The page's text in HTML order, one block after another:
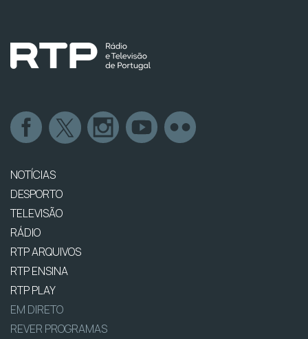
NOTÍCIAS
DESPORTO
TELEVISÃO
RÁDIO
RTP ARQUIVOS
RTP ENSINA
RTP PLAY
EM DIRETO
REVER PROGRAMAS